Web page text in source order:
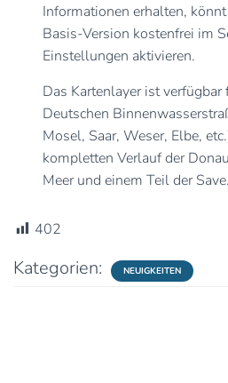
Informationen erhalten,
Basis-Version kostenfrei im
Einstellungen aktivieren.
Das Kartenlayer ist verfügbar
Deutschen
Mosel, Saar, Weser, Elbe,
kompletten Verlauf der
Meer und einem Teil der Save.
402
Kategorien: NEUIGKEITEN